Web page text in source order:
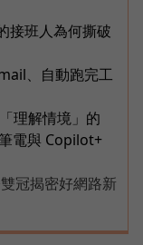
接班人為何撕破
、自動跑完工
理解情境」的
電與 Copilot+
冠揭密好網路新